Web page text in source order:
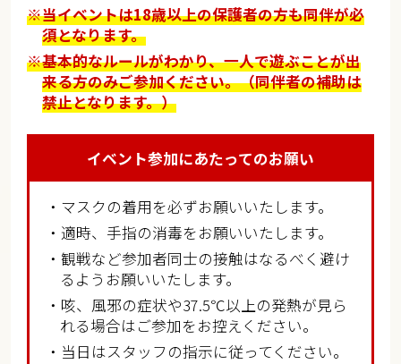
※当イベントは18歳以上の保護者の方も同伴が必
須となります。
※基本的なルールがわかり、一人で遊ぶことが出
来る方のみご参加ください。（同伴者の補助は
禁止となります。）
イベント参加にあたってのお願い
・マスクの着用を必ずお願いいたします。
・適時、手指の消毒をお願いいたします。
・観戦など参加者同士の接触はなるべく避け
るようお願いいたします。
・咳、風邪の症状や37.5℃以上の発熱が見ら
れる場合はご参加をお控えください。
・当日はスタッフの指示に従ってください。